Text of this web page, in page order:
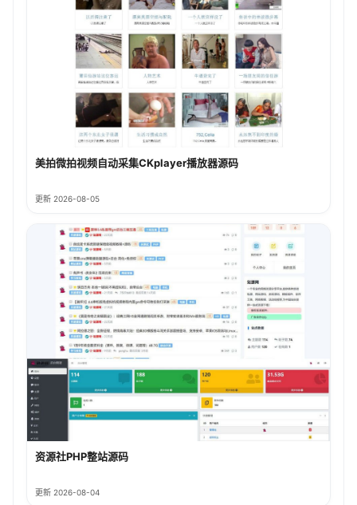
美拍微拍视频自动采集CKplayer播放器源码
更新 2026-08-05
资源社PHP整站源码
更新 2026-08-04